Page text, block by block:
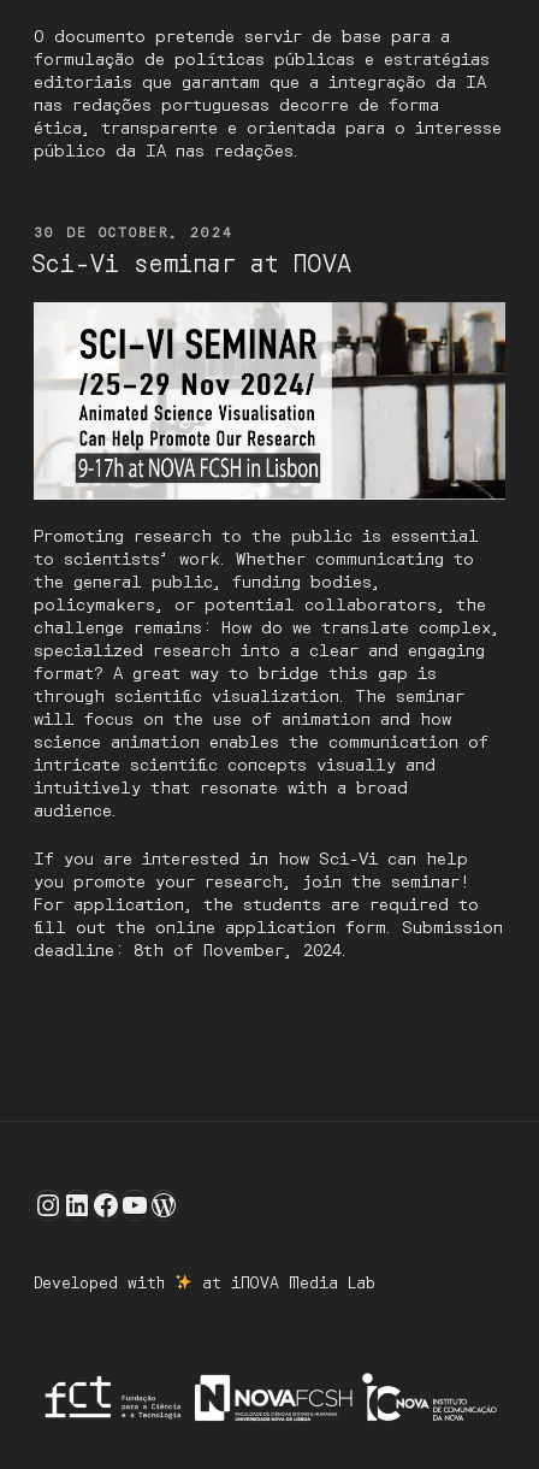
O documento pretende servir de base para a
formulação de políticas públicas e estratégias
editoriais que garantam que a integração da IA
nas redações portuguesas decorre de forma
ética, transparente e orientada para o interesse
público da IA nas redações.
POSTED
ON
30 DE OCTOBER, 2024
Sci-Vi seminar at NOVA
Promoting research to the public is essential
to scientists’ work. Whether communicating to
the general public, funding bodies,
policymakers, or potential collaborators, the
challenge remains: How do we translate complex,
specialized research into a clear and engaging
format? A great way to bridge this gap is
through scientific visualization. The seminar
will focus on the use of animation and how
science animation enables the communication of
intricate scientific concepts visually and
intuitively that resonate with a broad
audience.
If you are interested in how Sci-Vi can help
you promote your research, join the seminar!
For application, the students are required to
fill out the online application form. Submission
deadline: 8th of November, 2024.
Instagram
LinkedIn
Facebook
YouTube
WordPress
Developed with at iNOVA Media Lab